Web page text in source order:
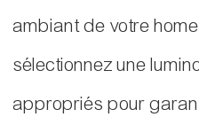
ambiant de votre
sélectionnez une
appropriés pour